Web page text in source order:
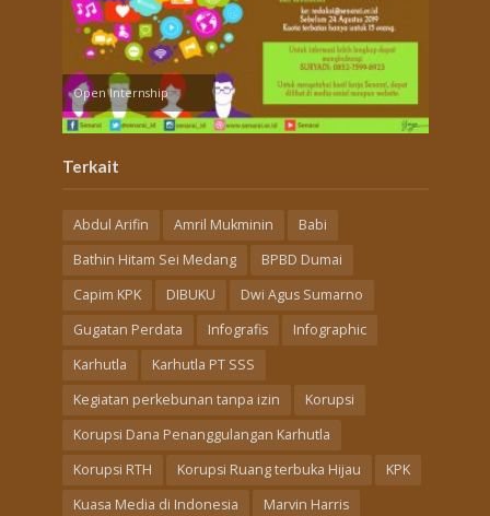
Open Internship
Terkait
Abdul Arifin Amril Mukminin
Babi
Bathin Hitam Sei Medang
BPBD Dumai
Capim KPK
DIBUKU
Dwi Agus Sumarno
Gugatan Perdata
Infografis
Infographic
Karhutla
Karhutla PT SSS
Kegiatan perkebunan tanpa izin
Korupsi
Korupsi Dana Penanggulangan Karhutla
Korupsi RTH
Korupsi Ruang terbuka Hijau
KPK
Kuasa Media di Indonesia
Marvin Harris